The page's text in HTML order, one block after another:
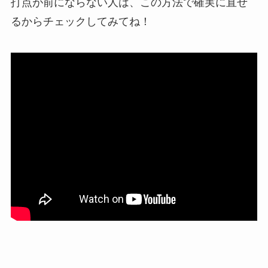
るからチェックしてみてね！